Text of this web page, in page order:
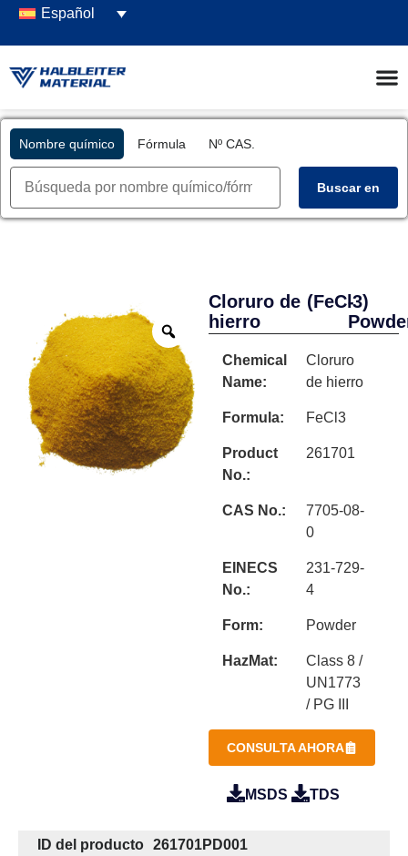
Español
Nombre químico Fórmula Nº CAS.
Buscar en
Cloruro de
hierro
(FeCl3)
-
Chemical
Name:
Cloruro
de hierro
Formula: FeCl3
Product
No.:
261701
CAS No.:
7705-08-
0
EINECS
No.:
231-729-
4
Form: Powder
HazMat:
Class 8 /
UN1773
/ PG III
CONSULTA AHORA
MSDS TDS
ID del producto 261701PD001